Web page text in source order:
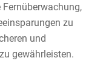
zu
und
gewährleisten.